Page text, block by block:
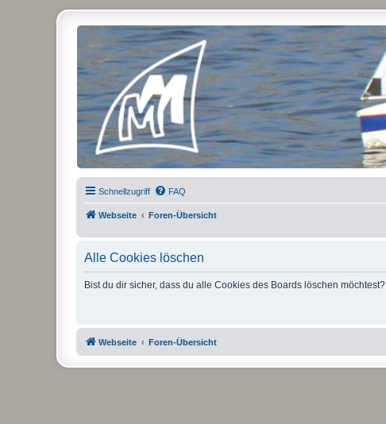
Micro Magic Forum Deutschland
Schnellzugriff FAQ
Webseite Foren-Übersicht
Alle Cookies löschen
Bist du dir sicher, dass du alle Cookies des Boards löschen möchtest?
Webseite Foren-Übersicht